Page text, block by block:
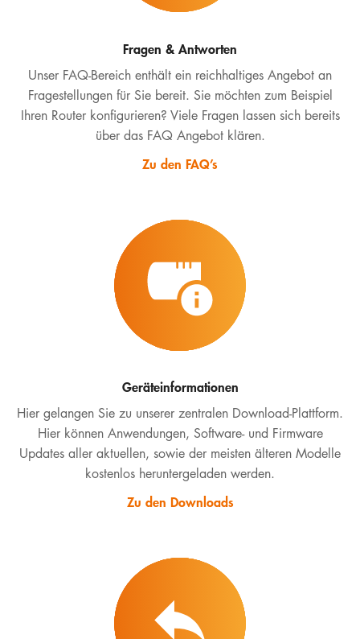
Fragen & Antworten
Unser FAQ-Bereich enthält ein reichhaltiges Angebot an
Fragestellungen für Sie bereit. Sie möchten zum Beispiel
Ihren Router konfigurieren? Viele Fragen lassen sich bereits
über das FAQ Angebot klären.
Zu den FAQ’s
Geräteinformationen
Hier gelangen Sie zu unserer zentralen Download-Plattform.
Hier können Anwendungen, Software- und Firmware
Updates aller aktuellen, sowie der meisten älteren Modelle
kostenlos heruntergeladen werden.
Zu den Downloads